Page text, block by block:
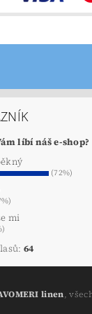
líbí náš e-shop?
(72%)
mi
64
linen,